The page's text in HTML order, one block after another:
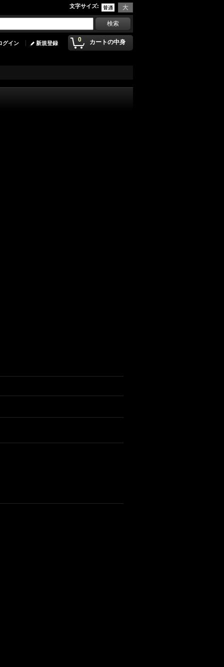
文字サイズ:
0 カートの中身
グイン 新規登録